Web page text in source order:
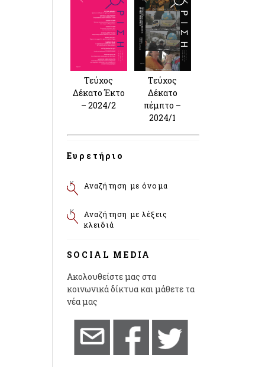
Τεύχος
Δέκατο Έκτο
– 2024/2
Τεύχος
Δέκατο
πέμπτο –
2024/1
Ευρετήριο
Αναζήτηση με όνομα
Αναζήτηση με λέξεις
κλειδιά
SOCIAL MEDIA
Ακολουθείστε μας στα
κοινωνικά δίκτυα και μάθετε τα
νέα μας